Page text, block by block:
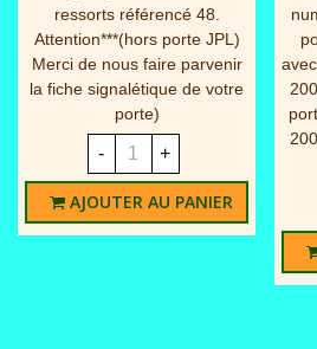
Note + 2 BP (pour 2
logements) Réf .1722/96
Remplace la référence
1722/85
AJOUTER AU PANIER